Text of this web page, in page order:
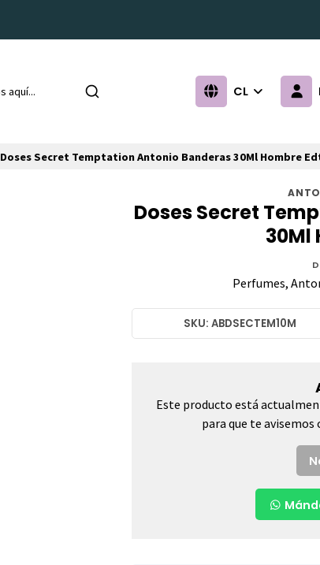
CL
Doses Secret Temptation Antonio Banderas 30Ml Hombre
Doses Secret
30Ml
Perfumes,
SKU: ABDSECTEM10M
Este producto está
para que te avisemos